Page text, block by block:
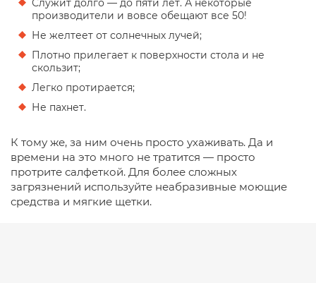
Служит долго — до пяти лет. А некоторые
производители и вовсе обещают все 50!
Не желтеет от солнечных лучей;
Плотно прилегает к поверхности стола и не
скользит;
Легко протирается;
Не пахнет.
К тому же, за ним очень просто ухаживать. Да и
времени на это много не тратится — просто
протрите салфеткой. Для более сложных
загрязнений используйте неабразивные моющие
средства и мягкие щетки.